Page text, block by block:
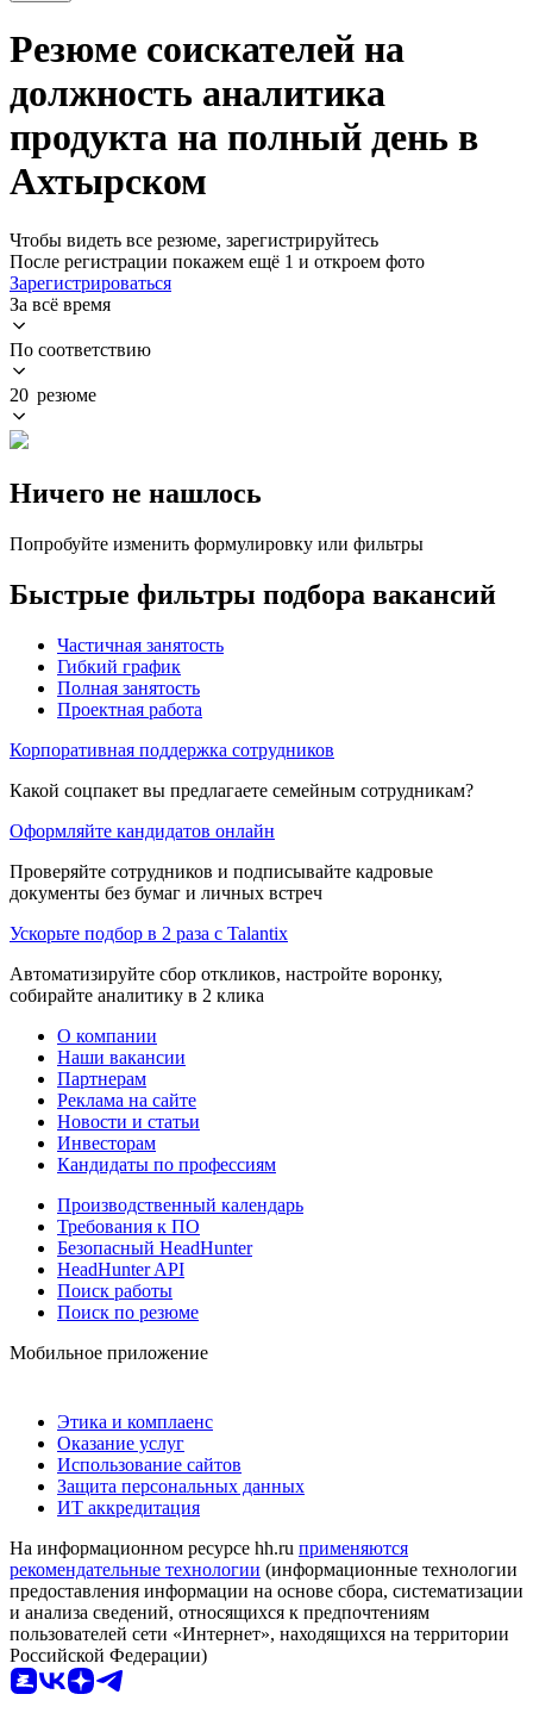
Резюме соискателей на
должность аналитика
продукта на полный день в
Ахтырском
Чтобы видеть все резюме, зарегистрируйтесь
После регистрации покажем ещё 1 и откроем фото
Зарегистрироваться
За всё время
По соответствию
20 резюме
Ничего не нашлось
Попробуйте изменить формулировку или фильтры
Быстрые фильтры подбора вакансий
Частичная занятость
Гибкий график
Полная занятость
Проектная работа
Корпоративная поддержка сотрудников
Какой соцпакет вы предлагаете семейным сотрудникам?
Оформляйте кандидатов онлайн
Проверяйте сотрудников и подписывайте кадровые
документы без бумаг и личных встреч
Ускорьте подбор в 2 раза с Talantix
Автоматизируйте сбор откликов, настройте воронку,
собирайте аналитику в 2 клика
О компании
Наши вакансии
Партнерам
Реклама на сайте
Новости и статьи
Инвесторам
Кандидаты по профессиям
Производственный календарь
Требования к ПО
Безопасный HeadHunter
HeadHunter API
Поиск работы
Поиск по резюме
Мобильное приложение
Этика и комплаенс
Оказание услуг
Использование сайтов
Защита персональных данных
ИТ аккредитация
На информационном ресурсе hh.ru применяются
рекомендательные технологии (информационные технологии
предоставления информации на основе сбора, систематизации
и анализа сведений, относящихся к предпочтениям
пользователей сети «Интернет», находящихся на территории
Российской Федерации)